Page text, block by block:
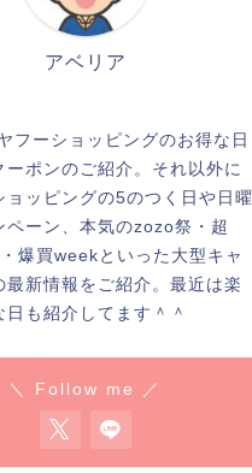
アベリア
フーショッピングのお得な日
ーポンのご紹介。それ以外に
ョッピングの5のつく日や日曜
ペーン、本気のzozo祭・超
爆買weekといった大型キャ
最新情報をご紹介。最近は楽
日も紹介してます＾＾
＼ Follow me ／